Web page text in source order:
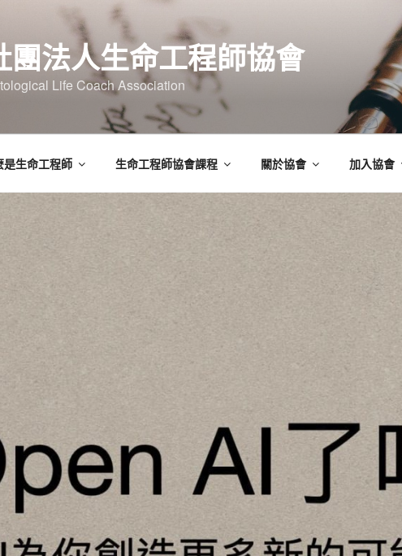
團法人生命工程師協會
Life Coach Association
是生命工程師 生命工程師協會課程 關於協會 加入協會